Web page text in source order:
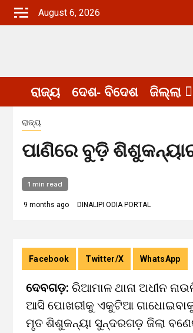
Skip
August 6, 2026
ରାଜ୍ୟ ଦେଶ- ବିଦେଶ ଜିଲ୍ଲା
ରାଜ୍ୟ
ପାଣିରେ ବୁଡ଼ି
1 min read
9 months ago DINALIPI ODIA PORTAL
Facebook Twitter/X WhatsApp
ଦେବଗଡ଼: ରିଆମାଳ ଥାନା ଅଧୀନ
ଆସି ପୋଖରୀକୁ ଏକୁଟିଆ
ମୃତ ଶିଶୁକନ୍ୟା ସୁନ୍ଦରଗଡ଼ ଜିଲା